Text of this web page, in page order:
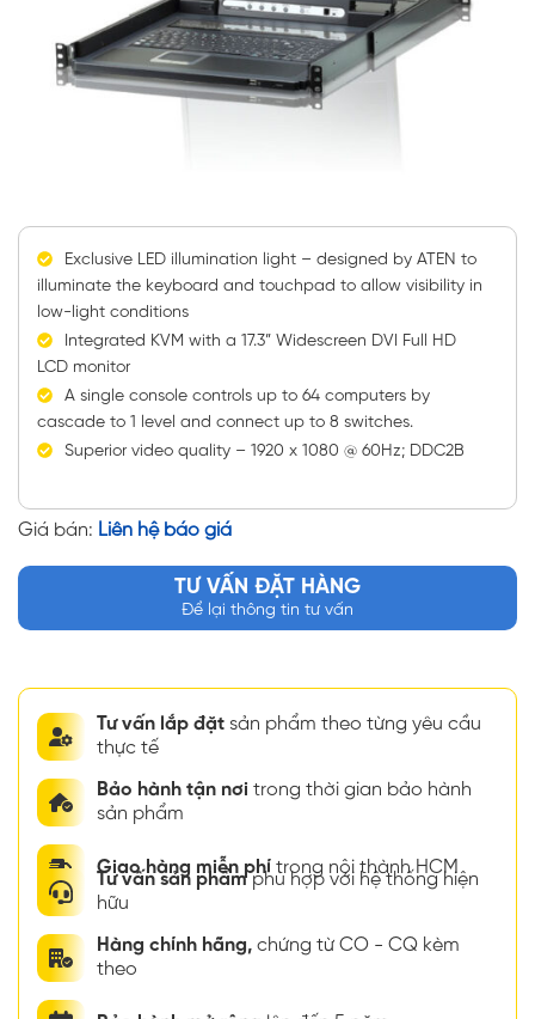
Exclusive LED illumination light – designed by ATEN to
illuminate the keyboard and touchpad to allow visibility in
low-light conditions
Integrated KVM with a 17.3” Widescreen DVI Full HD
LCD monitor
A single console controls up to 64 computers by
cascade to 1 level and connect up to 8 switches.
Superior video quality – 1920 x 1080 @ 60Hz; DDC2B
Giá bán: Liên hệ báo giá
TƯ VẤN ĐẶT HÀNG
Để lại thông tin tư vấn
Tư vấn lắp đặt sản phẩm theo từng yêu cầu
thực tế
Bảo hành tận nơi trong thời gian bảo hành
sản phẩm
Giao hàng miễn phí trong nội thành HCM
Tư vấn sản phẩmphù hợp với hệ thống hiện
hữu
Hàng chính hãng, chứng từ CO - CQ kèm
theo